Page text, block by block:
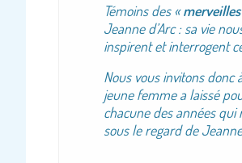
Témoins des «
Jeanne d’Arc : sa vie
inspirent et interrogent
Nous vous invitons
jeune femme a laissé
chacune des années
sous le regard de